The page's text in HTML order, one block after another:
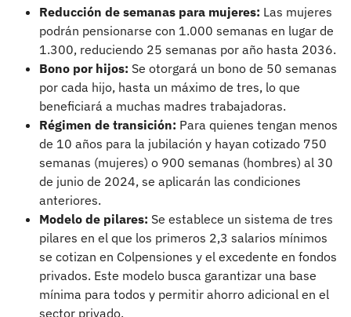
Reducción de semanas para mujeres: Las mujeres
podrán pensionarse con 1.000 semanas en lugar de
1.300, reduciendo 25 semanas por año hasta 2036.
Bono por hijos: Se otorgará un bono de 50 semanas
por cada hijo, hasta un máximo de tres, lo que
beneficiará a muchas madres trabajadoras.
Régimen de transición: Para quienes tengan menos
de 10 años para la jubilación y hayan cotizado 750
semanas (mujeres) o 900 semanas (hombres) al 30
de junio de 2024, se aplicarán las condiciones
anteriores.
Modelo de pilares: Se establece un sistema de tres
pilares en el que los primeros 2,3 salarios mínimos
se cotizan en Colpensiones y el excedente en fondos
privados. Este modelo busca garantizar una base
mínima para todos y permitir ahorro adicional en el
sector privado.